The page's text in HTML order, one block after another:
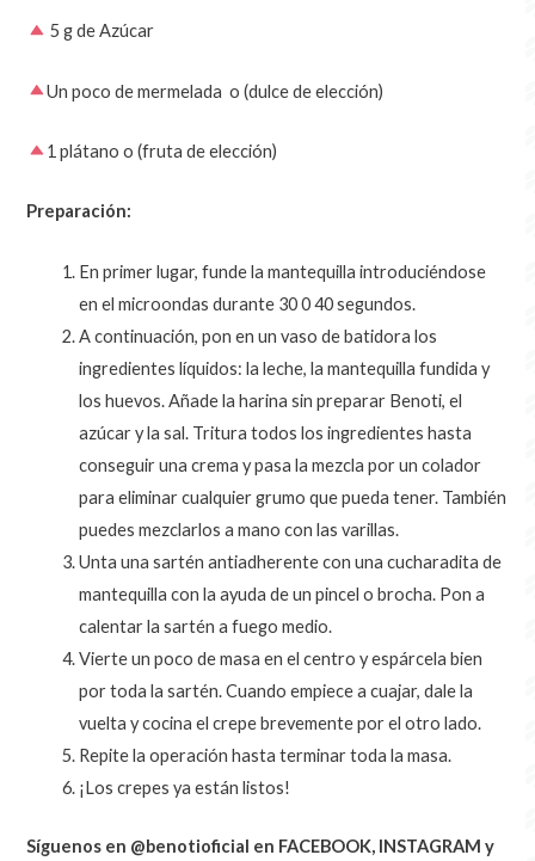
5 g de Azúcar
Un poco de mermelada o (dulce de elección)
1 plátano o (fruta de elección)
Preparación:
En primer lugar, funde la mantequilla introduciéndose
en el microondas durante 30 0 40 segundos.
A continuación, pon en un vaso de batidora los
ingredientes líquidos: la leche, la mantequilla fundida y
los huevos. Añade la harina sin preparar Benoti, el
azúcar y la sal. Tritura todos los ingredientes hasta
conseguir una crema y pasa la mezcla por un colador
para eliminar cualquier grumo que pueda tener. También
puedes mezclarlos a mano con las varillas.
Unta una sartén antiadherente con una cucharadita de
mantequilla con la ayuda de un pincel o brocha. Pon a
calentar la sartén a fuego medio.
Vierte un poco de masa en el centro y espárcela bien
por toda la sartén. Cuando empiece a cuajar, dale la
vuelta y cocina el crepe brevemente por el otro lado.
Repite la operación hasta terminar toda la masa.
¡Los crepes ya están listos!
Síguenos en @benotioficial en FACEBOOK, INSTAGRAM y